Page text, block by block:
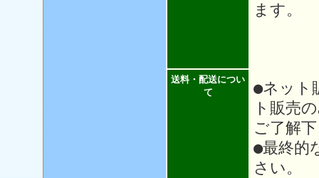
ます。
送料・配送につい
て
●ネット
ト販売
ご了解
●最終的
さい。